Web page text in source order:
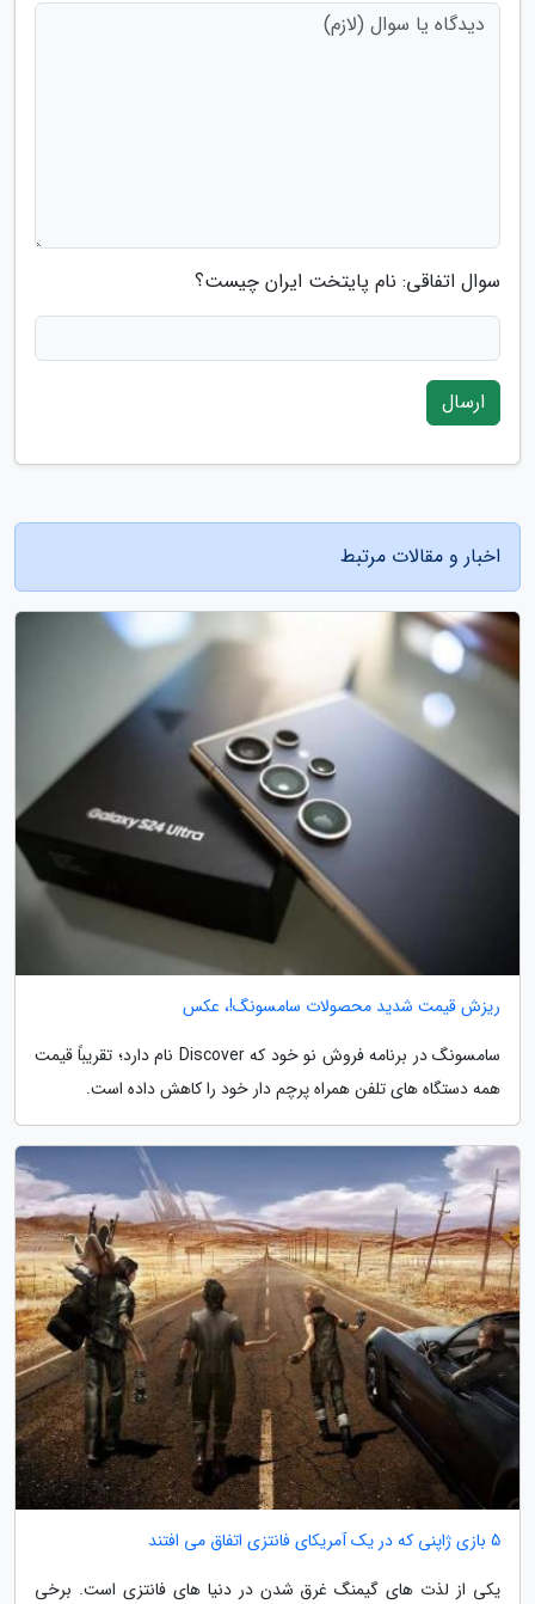
سوال اتفاقی: نام پایتخت ایران چیست؟
ارسال
اخبار و مقالات مرتبط
ریزش قیمت شدید محصولات سامسونگ!، عکس
سامسونگ در برنامه فروش نو خود که Discover نام دارد؛ تقریباً قیمت
همه دستگاه های تلفن همراه پرچم دار خود را کاهش داده است.
5 بازی ژاپنی که در یک آمریکای فانتزی اتفاق می افتند
یکی از لذت های گیمنگ غرق شدن در دنیا های فانتزی است. برخی